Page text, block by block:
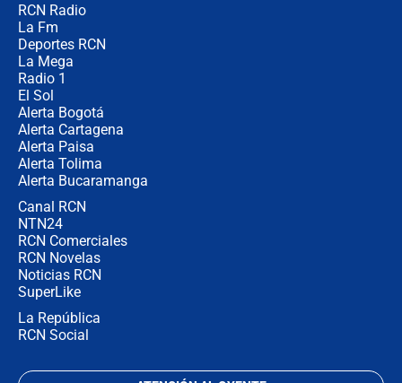
RCN Radio
La Fm
Deportes RCN
La Mega
Radio 1
El Sol
Alerta Bogotá
Alerta Cartagena
Alerta Paisa
Alerta Tolima
Alerta Bucaramanga
Canal RCN
NTN24
RCN Comerciales
RCN Novelas
Noticias RCN
SuperLike
La República
RCN Social